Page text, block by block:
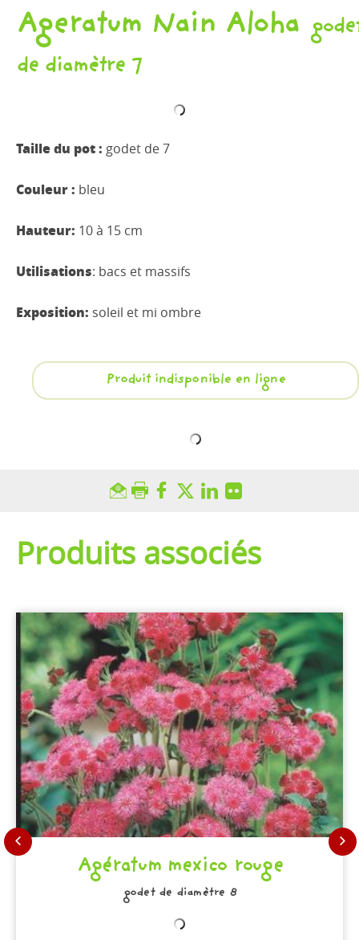
Ageratum Nain Aloha
de diamètre 7
Taille du pot : godet de 7
Couleur : bleu
Hauteur: 10 à 15 cm
Utilisations: bacs et massifs
Exposition: soleil et mi ombre
Produit indisponible en ligne
Produits associés
Agératum mexico rouge
godet de diamètre 8